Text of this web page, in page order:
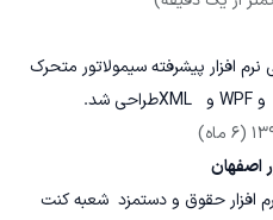
نرم افزار پیشرفته سیمولاتور متحرک
(6 ماه)
اصفهان
افزار حقوق و دستمزد  شعبه کنت